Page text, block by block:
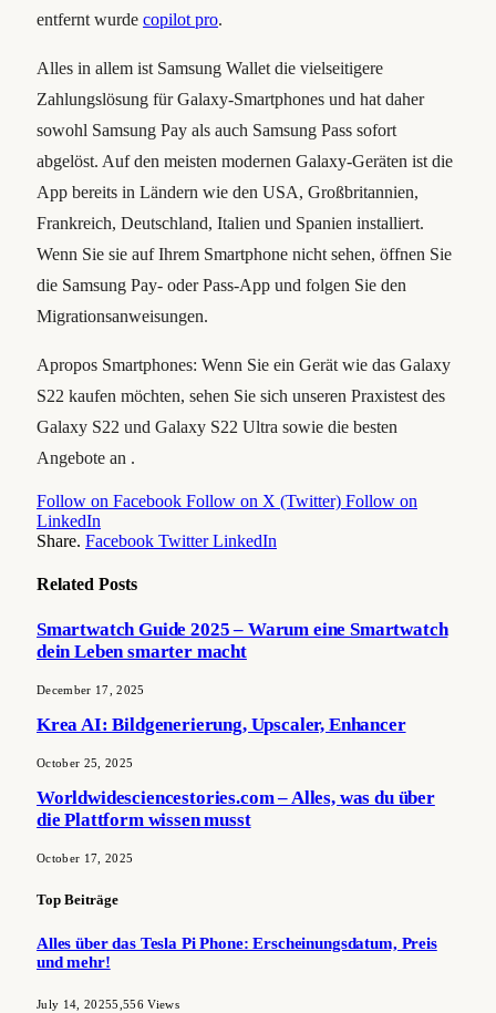
entfernt wurde copilot pro.
Alles in allem ist Samsung Wallet die vielseitigere
Zahlungslösung für Galaxy-Smartphones und hat daher
sowohl Samsung Pay als auch Samsung Pass sofort
abgelöst. Auf den meisten modernen Galaxy-Geräten ist die
App bereits in Ländern wie den USA, Großbritannien,
Frankreich, Deutschland, Italien und Spanien installiert.
Wenn Sie sie auf Ihrem Smartphone nicht sehen, öffnen Sie
die Samsung Pay- oder Pass-App und folgen Sie den
Migrationsanweisungen.
Apropos Smartphones: Wenn Sie ein Gerät wie das Galaxy
S22 kaufen möchten, sehen Sie sich unseren Praxistest des
Galaxy S22 und Galaxy S22 Ultra sowie die besten
Angebote an .
Follow on Facebook Follow on X (Twitter) Follow on
LinkedIn
Share. Facebook Twitter LinkedIn
Related Posts
Smartwatch Guide 2025 – Warum eine Smartwatch
dein Leben smarter macht
December 17, 2025
Krea AI: Bildgenerierung, Upscaler, Enhancer
October 25, 2025
Worldwidesciencestories.com – Alles, was du über
die Plattform wissen musst
October 17, 2025
Top Beiträge
Alles über das Tesla Pi Phone: Erscheinungsdatum, Preis
und mehr!
July 14, 20255,556Views